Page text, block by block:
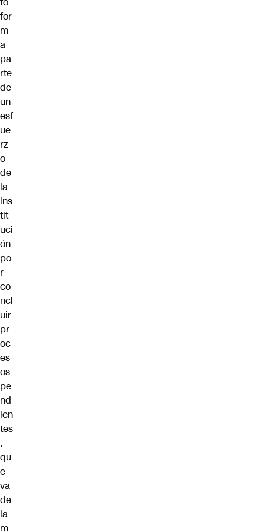
for
m
a
pa
rte
de
un
esf
ue
rz
o
de
la
ins
tit
uci
ón
po
r
co
ncl
uir
pr
oc
es
os
pe
nd
ien
tes
,
qu
e
va
de
la
m